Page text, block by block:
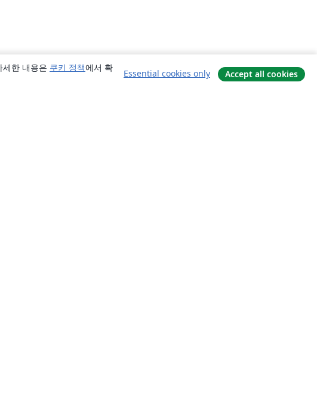
한 내용은 쿠키 정책에서 확
Essential cookies only Accept all cookies